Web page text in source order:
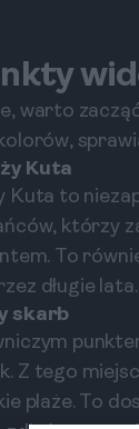
warto
Kuta
Kuta to
którzy
To
długie lata.
skarb
Z tego
plaże. To